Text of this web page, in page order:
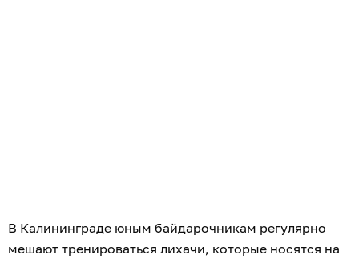
В Калининграде юным байдарочникам регулярно
мешают тренироваться лихачи, которые носятся на